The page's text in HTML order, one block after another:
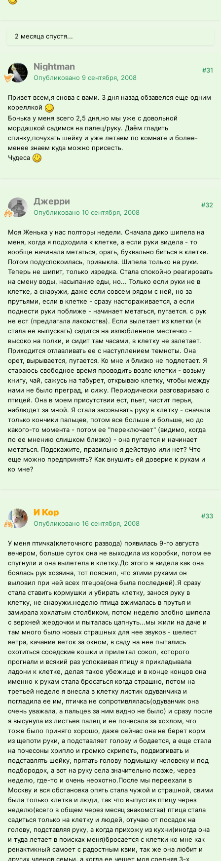
2 месяца спустя...
Nightman
Опубликовано 9 сентября, 2008
#31
Привет всем,я снова с вами. 3 дня назад обзавелся еще одним
кореллкой
Бонька у меня всего 2,5 дня,но мы уже с довольной
мордашкой садимся на палец/руку. Даём гладить
спинку,почухать шейку и уже летаем по комнате и более-
менее знаем куда можно присесть.
Чудеса
Джерри
Опубликовано 10 сентября, 2008
#32
Моя Женька у нас полторы недели. Сначала дико шипела на
меня, когда я подходила к клетке, а если руки видела - то
вообще начинала метаться, орать, буквально биться в клетке.
Потом подуспокоилась, привыкла. Шипела только на руки.
Теперь не шипит, только изредка. Стала спокойно реагировать
на смену воды, насыпание еды, но... Только если руки не в
клетке, а снаружи, даже если совсем рядом с ней, но за
прутьями, если в клетке - сразу настораживается, а если
поднести руки поближе - начинает метаться, пугается. с рук
не ест (предлагала лакомства). Если вылетает из клетки (я
стала ее выпускать) садится на излюбленное местечко -
высоко на полки, и сидит там часами, в клетку не залетает.
Приходится отлавливать ее с наступлением темноты. Она
орет, вырывается, пугается. Ко мне и близко не подлетает. Я
стараюсь свободное время проводить возле клетки - возьму
книгу, чай, сажусь на табурет, открываю клетку, чтобы между
нами не было преград, и сижу. Периодически разговариваю с
птицей. Она в моем присутствии ест, пьет, чистит перья,
наблюдет за мной. Я стала засовывать руку в клетку - сначала
только кончики пальцев, потом все больше и больше, но до
какого-то момента - потом ее "переключает" (видимо, когда
по ее мнению слишком близко) - она пугается и начинает
метаться. Подскажите, правильно я действую или нет? Что
еще можно предпринять? Как внушить ей доверие к рукам и
ко мне?
И Кор
Опубликовано 16 сентября, 2008
#33
У меня птичка(клеточного развода) появилась 9-го августа
вечером, больше суток она не выходила из коробки, потом ее
спугнули и она вылетела в клетку.До этого я видела как она
боялась рук хозяина, тот пояснил, что этими руками он
выловил при ней всех птецов(она была последней).Я сразу
стала ставить кормушки и убирать клетку, занося руку в
клетку, не снаружи.неделю птица вжималась в прутья и
замирала хохлатым столбиком, потом неделю злобно шипела
с верхней жердочки и пыталась цапнуть...мы жили на даче и
там много было новых страшных для нее звуков - шелест
ветра, качание веток за окном, в саду на нее пытались
охотиться соседские кошки и прилетал сокол, которого
прогнали и всякий раз успокаивая птицу я прикладывала
ладони к клетке, делая такое убежище и в конце концов она
именно к рукам стала бросаться когда страшно, потом на
третьей неделе я внесла в клетку листик одуванчика и
погладила ее им, птичка не сопротивлялась(одуванчик она
очень уважала, а пальцев за ним видно не было) и сразу после
я высунула из листьев палец и ее почесала за хохлом, что
тоже было принято хорошо, даже сейчас она не берет корм
из щепоти руки, а подставляет голову и бодается, а еще стала
на почесоны хрипло и громко скрипеть, подвизгивать и
подставлять шейку, прятать голову подмышку человеку и под
подбородок, а вот на руку села значительно позже, через
неделю, где-то и очень неохотно.После мы переехали в
Москву и вся обстановка опять стала чужой и страшной, свими
была только клетка и люди, так что выпустив птицу через
неделю(всего в общем через месяц знакомства) птица стала
садиться только на клетку и людей, отучаю от посадок на
голову, подставляя руку, а когда прихожу из кухни(иногда она
и туда летает в поисках меня)бросается с клетки ко мне как
ренактикный самоет с радостным квии, так же она любит и
других членов семьи, а когда ее чешет моя средняя 3-х